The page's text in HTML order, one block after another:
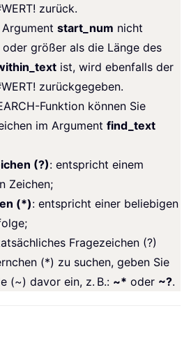
zurück.
Argument start_num nicht
größer als die Länge des
ist, wird ebenfalls der
zurückgegeben.
Funktion können Sie
im Argument find_text
(?): entspricht einem
Zeichen;
(*): entspricht einer beliebigen
Fragezeichen (?)
(*) zu suchen, geben Sie
(~) davor ein, z. B.: ~* oder ~?.